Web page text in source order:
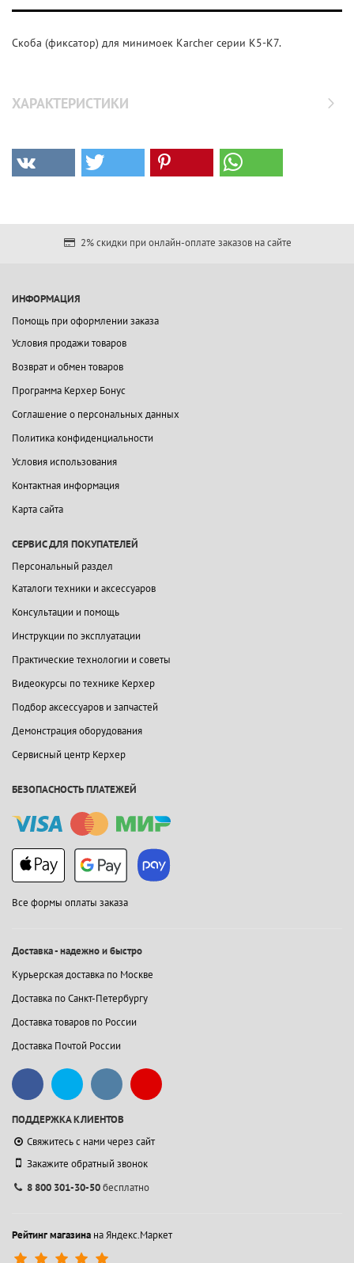
Скоба (фиксатор) для минимоек Karcher серии K5-K7.
ХАРАКТЕРИСТИКИ
2% скидки при онлайн-оплате заказов на сайте
ИНФОРМАЦИЯ
Помощь при оформлении заказа
Условия продажи товаров
Возврат и обмен товаров
Программа Керхер Бонус
Соглашение о персональных данных
Политика конфиденциальности
Условия использования
Контактная информация
Карта сайта
СЕРВИС ДЛЯ ПОКУПАТЕЛЕЙ
Персональный раздел
Каталоги техники и аксессуаров
Консультации и помощь
Инструкции по эксплуатации
Практические технологии и советы
Видеокурсы по технике Керхер
Подбор аксессуаров и запчастей
Демонстрация оборудования
Сервисный центр Керхер
БЕЗОПАСНОСТЬ ПЛАТЕЖЕЙ
Все формы оплаты заказа
Доставка - надежно и быстро
Курьерская доставка по Москве
Доставка по Санкт-Петербургу
Доставка товаров по России
Доставка Почтой России
ПОДДЕРЖКА КЛИЕНТОВ
Свяжитесь с нами через сайт
Закажите обратный звонок
8 800 301-30-50бесплатно
Рейтинг магазина на Яндекс.Маркет